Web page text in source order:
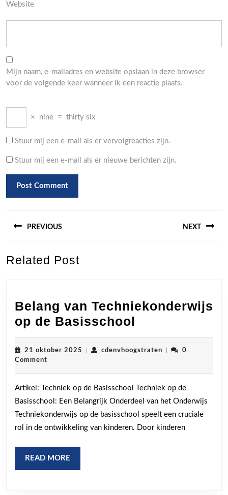
Website
Mijn naam, e-mailadres en website opslaan in deze browser
voor de volgende keer wanneer ik een reactie plaats.
× nine = thirty six
Stuur mij een e-mail als er vervolgreacties zijn.
Stuur mij een e-mail als er nieuwe berichten zijn.
PREVIOUS
post:
NEXT
Related Post
Belang van Techniekonderwijs
op de Basisschool
van
de
Basisschool
21 oktober 2025 cdenvhoogstratencdenvhoogstraten
0
Comment
Artikel: Techniek op de Basisschool Techniek op de
Basisschool: Een Belangrijk Onderdeel van het Onderwijs
Techniekonderwijs op de basisschool speelt een cruciale
rol in de ontwikkeling van kinderen. Door kinderen
READ MORE
MORE